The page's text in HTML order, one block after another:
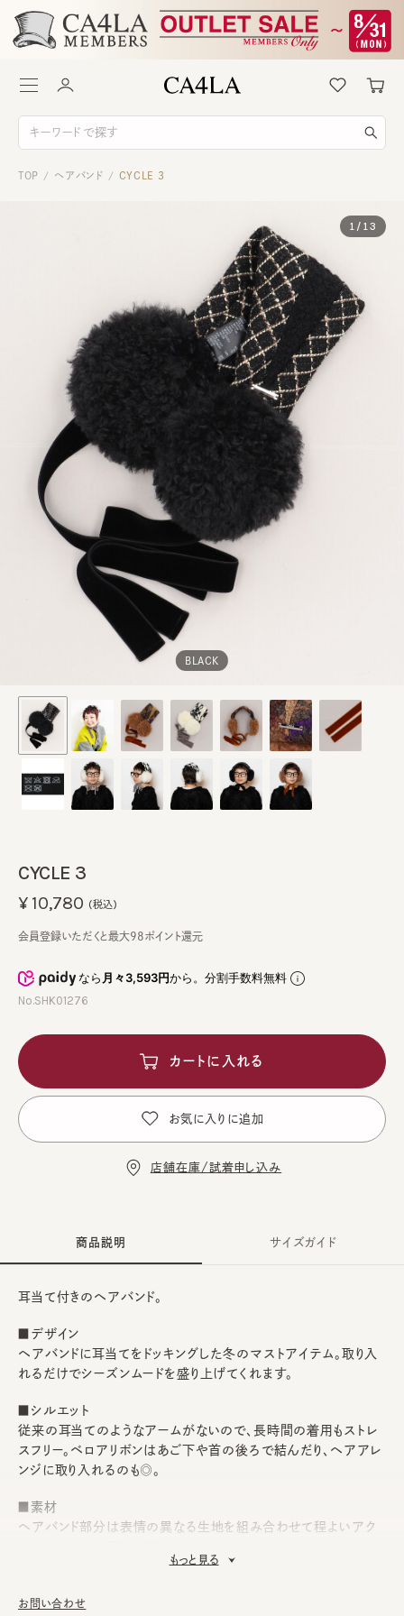
TOP / ヘアバンド / CYCLE 3
BLACK
1 / 13
CYCLE 3
なら月々3,593円から。分割手数料無料
No.SHK01276
¥10,780 (税込)
会員登録いただくと最大98ポイント還元
カートに入れる
お気に入りに追加
店舗在庫/試着申し込み
商品説明
耳当て付きのヘアバンド。
■デザイン
ヘアバンドに耳当てをドッキングした冬のマストアイテム。取り入
れるだけでシーズンムードを盛り上げてくれます。
■シルエット
従来の耳当てのようなアームがないので、長時間の着用もストレ
スフリー。ベロアリボンはあご下や首の後ろで結んだり、ヘアアレ
ンジに取り入れるのも◎。
■素材
ヘアバンド部分は表情の異なる生地を組み合わせて程よいアク
レクト、冷たい風をしっかりガードします。
■お手入れ方法
もっと見る
サイズガイド
お問い合わせ